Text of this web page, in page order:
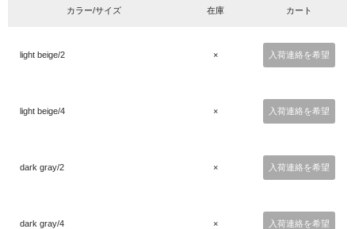
カラー/サイズ 在庫 カート
light beige/2 × 入荷連絡を希望
light beige/4 × 入荷連絡を希望
dark gray/2 × 入荷連絡を希望
dark gray/4 × 入荷連絡を希望